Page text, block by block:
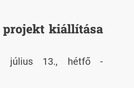
Association (ISWA)
meg.
projekt kiállítása
július 13., hétfő -